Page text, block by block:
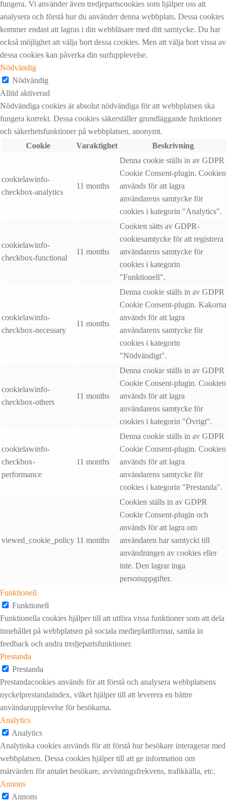
fungera. Vi använder även tredjepartscookies som hjälper oss att
analysera och förstå hur du använder denna webbplats. Dessa cookies
kommer endast att lagras i din webbläsare med ditt samtycke. Du har
också möjlighet att välja bort dessa cookies. Men att välja bort vissa av
dessa cookies kan påverka din surfupplevelse.
Nödvändig
Nödvändig
Alltid aktiverad
Nödvändiga cookies är absolut nödvändiga för att webbplatsen ska
fungera korrekt. Dessa cookies säkerställer grundläggande funktioner
och säkerhetsfunktioner på webbplatsen, anonymt.
Cookie
Varaktighet Beskrivning
cookielawinfo-
checkbox-analytics
11 months
Denna cookie ställs in av GDPR
Cookie Consent-plugin. Cookien
används för att lagra
användarens samtycke för
cookies i kategorin "Analytics".
cookielawinfo-
checkbox-functional
11 months
Cookien sätts av GDPR-
cookiesamtycke för att registrera
användarens samtycke för
cookies i kategorin
"Funktionell".
cookielawinfo-
checkbox-necessary
11 months
Denna cookie ställs in av GDPR
Cookie Consent-plugin. Kakorna
används för att lagra
användarens samtycke för
cookies i kategorin
"Nödvändigt".
cookielawinfo-
checkbox-others
11 months
Denna cookie ställs in av GDPR
Cookie Consent-plugin. Cookien
används för att lagra
användarens samtycke för
cookies i kategorin "Övrigt".
cookielawinfo-
checkbox-
performance
11 months
Denna cookie ställs in av GDPR
Cookie Consent-plugin. Cookien
används för att lagra
användarens samtycke för
cookies i kategorin "Prestanda".
viewed_cookie_policy 11 months
Cookien ställs in av GDPR
Cookie Consent-plugin och
används för att lagra om
användaren har samtyckt till
användningen av cookies eller
inte. Den lagrar inga
personuppgifter.
Funktionell
Funktionell
Funktionella cookies hjälper till att utföra vissa funktioner som att dela
innehållet på webbplatsen på sociala medieplattformar, samla in
feedback och andra tredjepartsfunktioner.
Prestanda
Prestanda
Prestandacookies används för att förstå och analysera webbplatsens
nyckelprestandaindex, vilket hjälper till att leverera en bättre
användarupplevelse för besökarna.
Analytics
Analytics
Analytiska cookies används för att förstå hur besökare interagerar med
webbplatsen. Dessa cookies hjälper till att ge information om
mätvärden för antalet besökare, avvisningsfrekvens, trafikkälla, etc.
Annons
Annons